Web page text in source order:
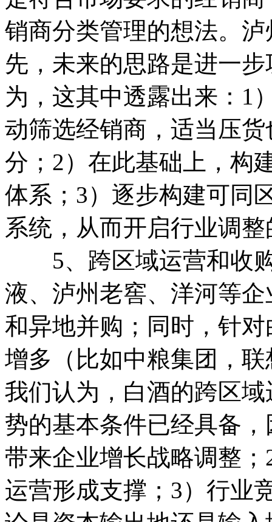
销商分类管理的想法。
先，未来的思路是进一
为，这其中透露出来：1
动筛选经销商，适当压
分；2）在此基础上，构
体系；3）逐步构建可同
系统，从而开启行业调
5、跨区域运营和收购
液、泸州老窖、洋河等
和异地并购；同时，针
增多（比如中粮集团，
我们认为，白酒的跨区
势的基本条件已经具备
带来企业增长战略调整
运营形成支撑；3）行业